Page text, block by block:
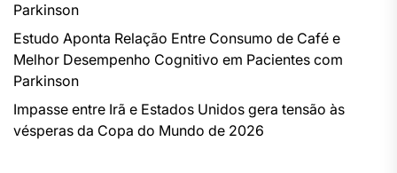
Parkinson
Estudo Aponta Relação Entre Consumo de Café e
Melhor Desempenho Cognitivo em Pacientes com
Parkinson
Impasse entre Irã e Estados Unidos gera tensão às
vésperas da Copa do Mundo de 2026